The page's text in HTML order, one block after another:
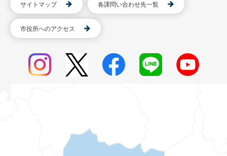
サイトマップ 各課問い合わせ先一覧
市役所へのアクセス